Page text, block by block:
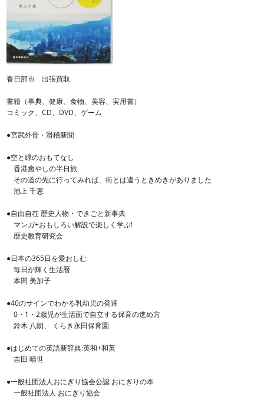
春日部市 出張買取
書籍（事典、健康、食物、美容、実用書）
コミック、CD、DVD、ゲーム
●宮武外骨・滑稽新聞
●空と緑のおもてなし
香港癒やしの半日旅
その道の先に行ってみれば、街とは違うときめきがありました
池上 千恵
●自由自在 歴史人物・できごと新事典
マンガ+おもしろい解説で楽しく学ぶ!
歴史教育研究会
●日本の365日を愛おしむ
毎日が輝く生活暦
本間 美加子
●40のサインでわかる乳幼児の発達
0・1・2歳児が生活面で自立する保育の進め方
鈴木 八朗、 くらき永田保育園
●はじめての英語新辞典:英和+和英
吉田 晴世
●一般社団法人おにぎり協会公認 おにぎりの本
一般社団法人 おにぎり協会